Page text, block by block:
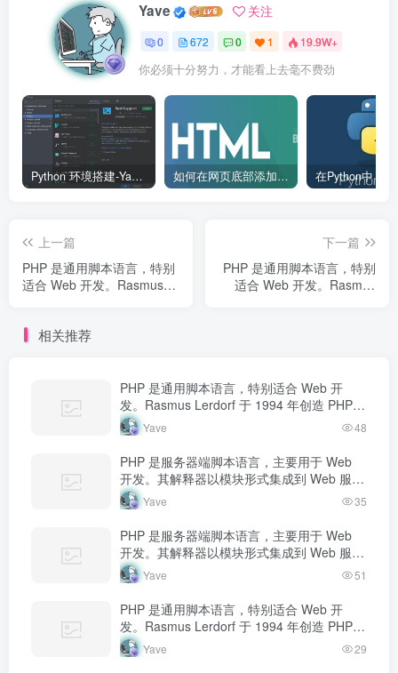
Yave 关注
0 672 0 1 19.9W+
你必须十分努力，才能看上去毫不费劲
Python 环境搭建-Yave520-专业开发者社区 如何在网页底部添加版权信息？
上一篇
PHP 是通用脚本语言，特别
适合 Web 开发。Rasmus
历访问量。如今 PHP 驱动...
下一篇
PHP 是通用脚本语言，特别
适合 Web 开发。Rasmus
相关推荐
PHP 是通用脚本语言，特别适合 Web 开
发。Rasmus Lerdorf 于 1994 年创造 PHP，
最初用于追踪个人简历访问量。如今 PHP 驱
动…
Yave 48
PHP 是服务器端脚本语言，主要用于 Web
开发。其解释器以模块形式集成到 Web 服务
器中，当收到请求时执行 PHP 代码，生成动
态内容返回给客户端。
Yave 35
PHP 是服务器端脚本语言，主要用于 Web
开发。其解释器以模块形式集成到 Web 服务
器中，当收到请求时执行 PHP 代码，生成动
态内容返回给客户端。
Yave 51
PHP 是通用脚本语言，特别适合 Web 开
发。Rasmus Lerdorf 于 1994 年创造 PHP，
最初用于追踪个人简历访问量。如今 PHP 驱
动…
Yave 29